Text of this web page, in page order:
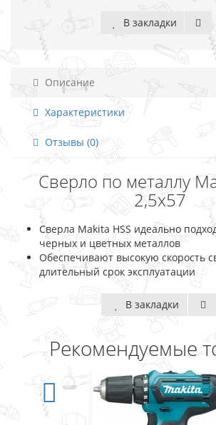
В закладки
Описание
Характеристики
Отзывы (0)
Сверло по металлу
2,5x57
Сверла Makita HSS идеально
черных и цветных металлов
Обеспечивают высокую скорость
длительный срок эксплуатации
В закладки
Рекомендуемые